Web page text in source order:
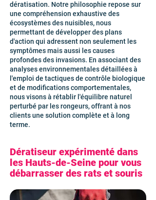
dératisation. Notre philosophie repose sur
une compréhension exhaustive des
écosystèmes des nuisibles, nous
permettant de développer des plans
d'action qui adressent non seulement les
symptômes mais aussi les causes
profondes des invasions. En associant des
analyses environnementales détaillées à
l'emploi de tactiques de contrôle biologique
et de modifications comportementales,
nous visons à rétablir l'équilibre naturel
perturbé par les rongeurs, offrant à nos
clients une solution complète et à long
terme.
Dératiseur expérimenté dans
les Hauts-de-Seine pour vous
débarrasser des rats et souris